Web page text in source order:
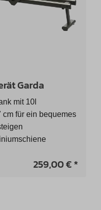
Garda
mit 10l
für ein bequemes
259,00 € *